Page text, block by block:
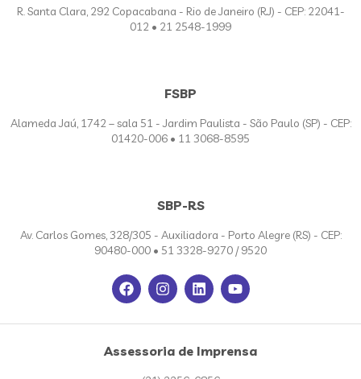
R. Santa Clara, 292 Copacabana - Rio de Janeiro (RJ) - CEP: 22041-
012 • 21 2548-1999
FSBP
Alameda Jaú, 1742 – sala 51 - Jardim Paulista - São Paulo (SP) - CEP:
01420-006 • 11 3068-8595
SBP-RS
Av. Carlos Gomes, 328/305 - Auxiliadora - Porto Alegre (RS) - CEP:
90480-000 • 51 3328-9270 / 9520
Assessoria de Imprensa